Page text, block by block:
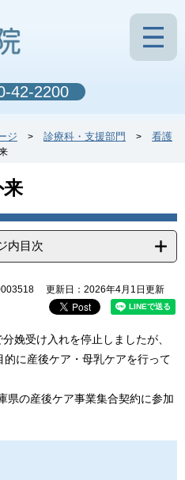
42-2200
ジ > 診療科・支援部門 >
看護
内目次
更新日：2026年4月1日更新
娩受け入れを停止しましたが、
に産後ケア・母乳ケアを行って
県の産後ケア事業集合契約に参加